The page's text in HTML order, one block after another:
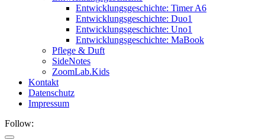
Entwicklungsgeschichte: Timer A6
Entwicklungsgeschichte: Duo1
Entwicklungsgeschichte: Uno1
Entwicklungsgeschichte: MaBook
Pflege & Duft
SideNotes
ZoomLab.Kids
Kontakt
Datenschutz
Impressum
Follow: